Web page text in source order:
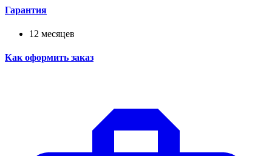
Гарантия
12 месяцев
Как оформить заказ